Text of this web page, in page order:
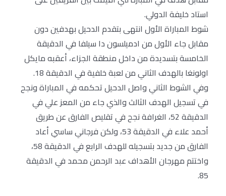
استاد خليفة الدولي.
شوط المباراة الأول انتهى بتقدم الدحيل بهدفين دون
مقابل جاء الأول من ادميلسون دا سيلفا في الدقيقة
الخامسة بتسديدة من داخل منطقة الجزاء، أعقبه مايكل
اولونغا بالهدف الثاني من لعبة خلفية في الدقيقة 18.
وفي الشوط الثاني واصل الدحيل تحكمه في المباراة ونجح
في تسجيل الهدف الثالث والذي جاء من المعز علي في
الدقيقة 52، الغرافة نجح في تقليص الفارق عن طريق
أحمد علاء في الدقيقة 53، ولكن فرجاني ساسي أعاد
الفارق من جديد بتسجيله للهدف الرابع في الدقيقة 58،
واختتم مهرجان الأهداف عبد الرحمن محمد في الدقيقة
85.